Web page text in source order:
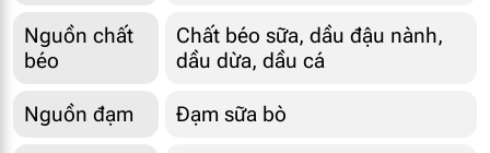
Nguồn chất
béo
Chất béo sữa, dầu đậu nành,
dầu dừa, dầu cá
Nguồn đạm Đạm sữa bò